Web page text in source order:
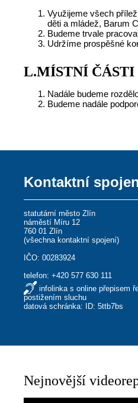
Využijeme všech
děti a mládež, Barum
Budeme trvale
Udržíme prospěšné
L.MÍSTNÍ ČÁSTI
Nadále budeme
Budeme nadále
Kontaktní
statutární město Zlín
náměstí Míru 12
760 01 Zlín
(všechna kontaktní spojení)
IČO: 00283924
telefon:+420 577 630 111
infolinka s online přepisem
postižením sluchu
datová schránka: ID: 5ttb7bs
Nejnovější